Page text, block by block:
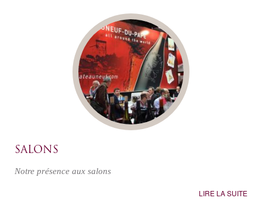
SALONS
Notre présence aux salons
LIRE LA SUITE